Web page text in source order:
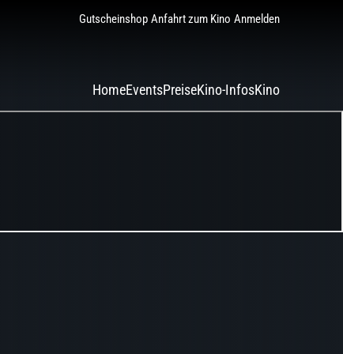
Gutscheinshop Anfahrt zum Kino Anmelden
HomeEventsPreiseKino-InfosKino